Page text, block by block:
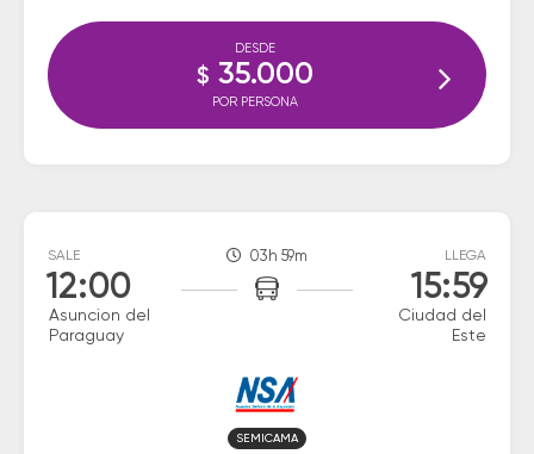
DESDE
$ 35.000
POR PERSONA
SALE
12:00
Asuncion del
Paraguay
03h 59m LLEGA
15:59
Ciudad del
Este
SEMICAMA